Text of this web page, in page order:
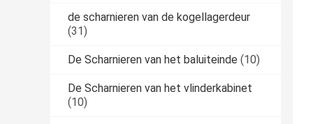
de scharnieren van de kogellagerdeur
(31)
De Scharnieren van het baluiteinde (10)
De Scharnieren van het vlinderkabinet
(10)